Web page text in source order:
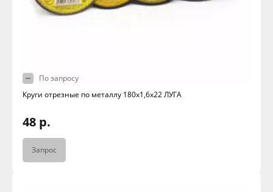
По запросу
Круги отрезные по металлу 180х1,6х22 ЛУГА
48 р.
Запрос